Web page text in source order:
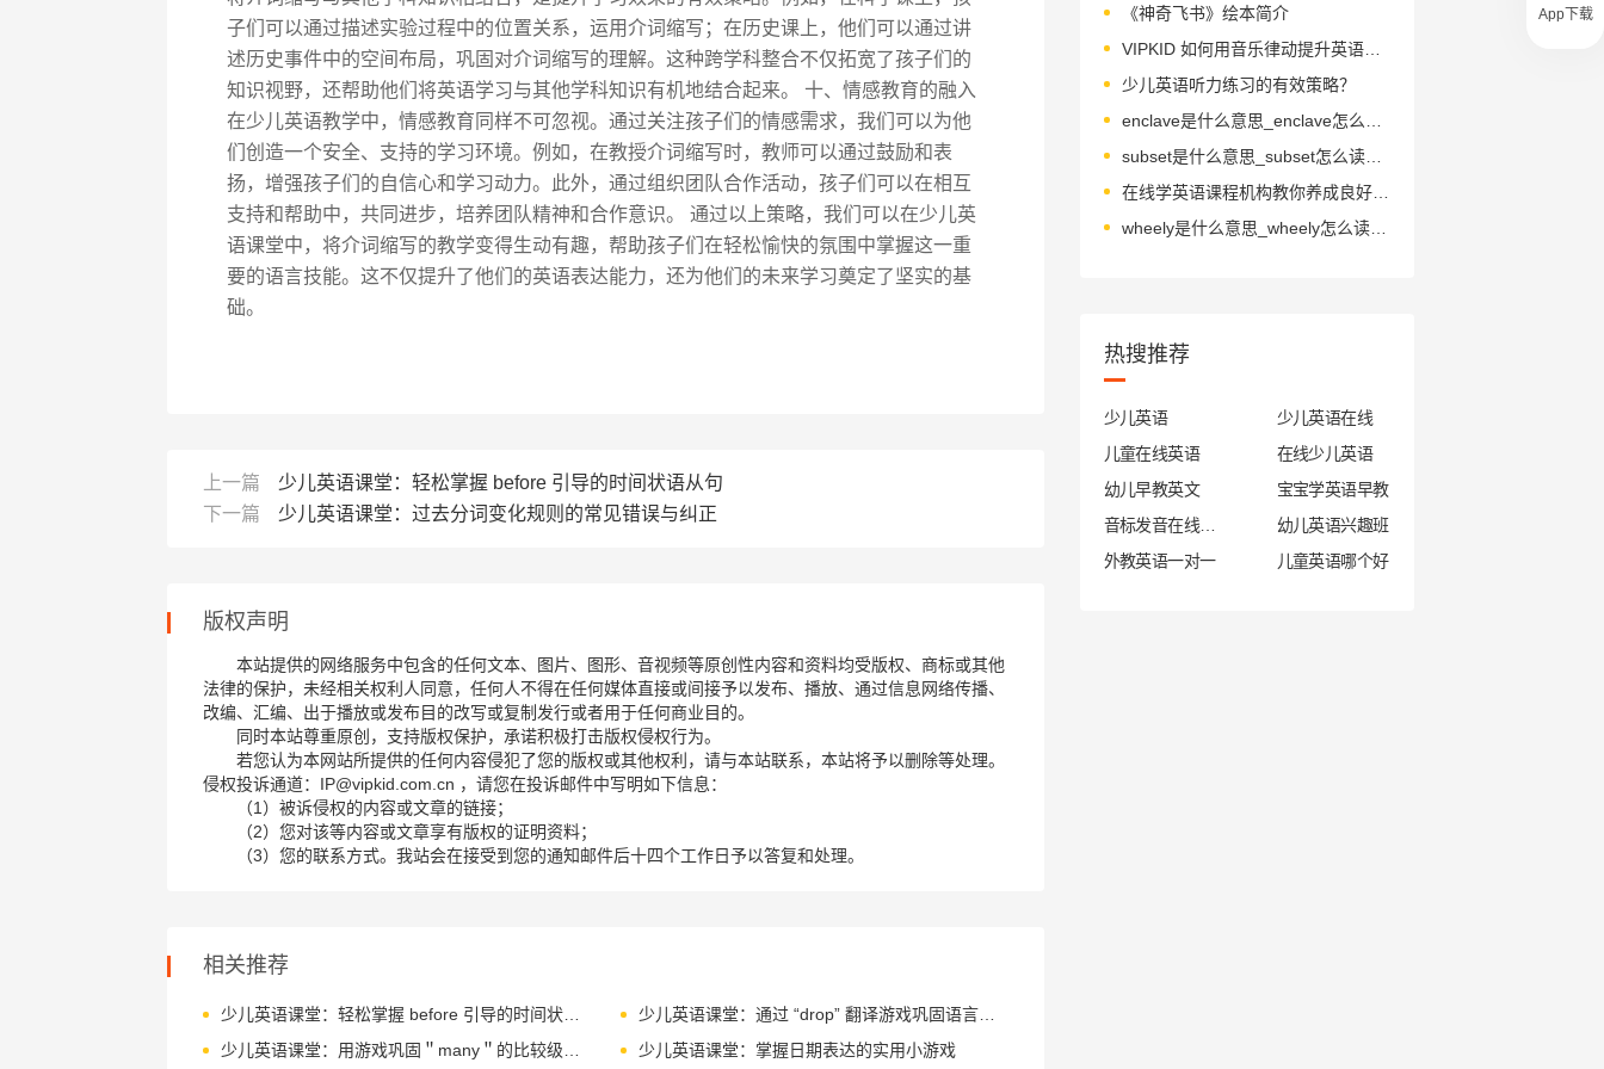
子们可以通过描述实验过程中的位置关系，运用介词缩写；在历史课上，他们可以通过讲
述历史事件中的空间布局，巩固对介词缩写的理解。这种跨学科整合不仅拓宽了孩子们的
知识视野，还帮助他们将英语学习与其他学科知识有机地结合起来。 十、情感教育的融入
在少儿英语教学中，情感教育同样不可忽视。通过关注孩子们的情感需求，我们可以为他
们创造一个安全、支持的学习环境。例如，在教授介词缩写时，教师可以通过鼓励和表
扬，增强孩子们的自信心和学习动力。此外，通过组织团队合作活动，孩子们可以在相互
支持和帮助中，共同进步，培养团队精神和合作意识。 通过以上策略，我们可以在少儿英
语课堂中，将介词缩写的教学变得生动有趣，帮助孩子们在轻松愉快的氛围中掌握这一重
要的语言技能。这不仅提升了他们的英语表达能力，还为他们的未来学习奠定了坚实的基
础。
上一篇
少儿英语课堂：轻松掌握 before 引导的时间状语从句
下一篇
少儿英语课堂：过去分词变化规则的常见错误与纠正
版权声明
本站提供的网络服务中包含的任何文本、图片、图形、音视频等原创性内容和资料均受版权、商标或其他
法律的保护，未经相关权利人同意，任何人不得在任何媒体直接或间接予以发布、播放、通过信息网络传播、
改编、汇编、出于播放或发布目的改写或复制发行或者用于任何商业目的。
同时本站尊重原创，支持版权保护，承诺积极打击版权侵权行为。
若您认为本网站所提供的任何内容侵犯了您的版权或其他权利，请与本站联系，本站将予以删除等处理。
侵权投诉通道：IP@vipkid.com.cn ，请您在投诉邮件中写明如下信息：
（1）被诉侵权的内容或文章的链接；
（2）您对该等内容或文章享有版权的证明资料；
（3）您的联系方式。我站会在接受到您的通知邮件后十四个工作日予以答复和处理。
相关推荐
少儿英语课堂：轻松掌握 before 引导的时间状语从句
少儿英语课堂：通过 “drop” 翻译游戏巩固语言基础
少儿英语课堂：掌握日期表达的实用小游戏
《神奇飞书》绘本简介
VIPKID 如何用音乐律动提升英语教学？
少儿英语听力练习的有效策略？
subset是什么意思_subset怎么读_音标ˈsʌbset
在线学英语课程机构教你养成良好的发音习惯
wheely是什么意思_wheely怎么读_音标'hwi-li
热搜推荐
少儿英语
少儿英语在线
儿童在线英语
在线少儿英语
幼儿早教英文
宝宝学英语早教
幼儿英语兴趣班
外教英语一对一
儿童英语哪个好
App下载